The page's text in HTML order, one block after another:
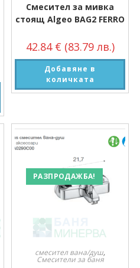
Смесител за мивка
стоящ Algeo BAG2 FERRO
42.84 € (83.79 лв.)
Добавяне в
количката
РАЗПРОДАЖБА!
смесител вана/душ,
Смесители за баня